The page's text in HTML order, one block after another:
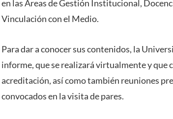
en las Áreas de Gestión Institucional,
Vinculación con el Medio.
Para dar a conocer sus contenidos, la
informe, que se realizará virtualmente y que
acreditación, así como también reuniones
convocados en la visita de pares.